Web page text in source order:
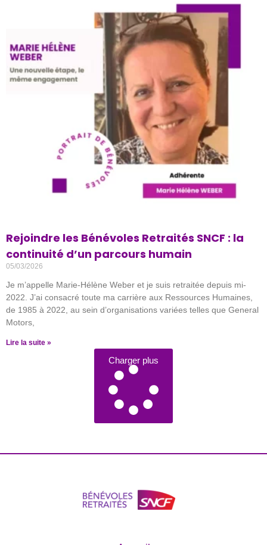
Rejoindre les Bénévoles Retraités SNCF : la
continuité d’un parcours humain
05/03/2026
Je m’appelle Marie-Hélène Weber et je suis retraitée depuis mi-
2022. J’ai consacré toute ma carrière aux Ressources Humaines,
de 1985 à 2022, au sein d’organisations variées telles que General
Motors,
Lire la suite »
Charger plus